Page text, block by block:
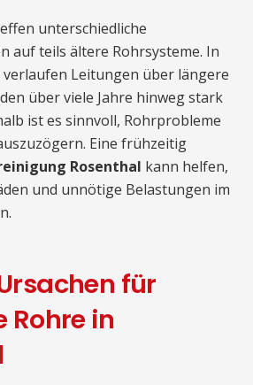
unterschiedliche
auf teils ältere Rohrsysteme. In
verlaufen Leitungen über längere
über viele Jahre hinweg stark
ist es sinnvoll, Rohrprobleme
Eine frühzeitig
Rosenthal kann helfen,
und unnötige Belastungen im
für
in